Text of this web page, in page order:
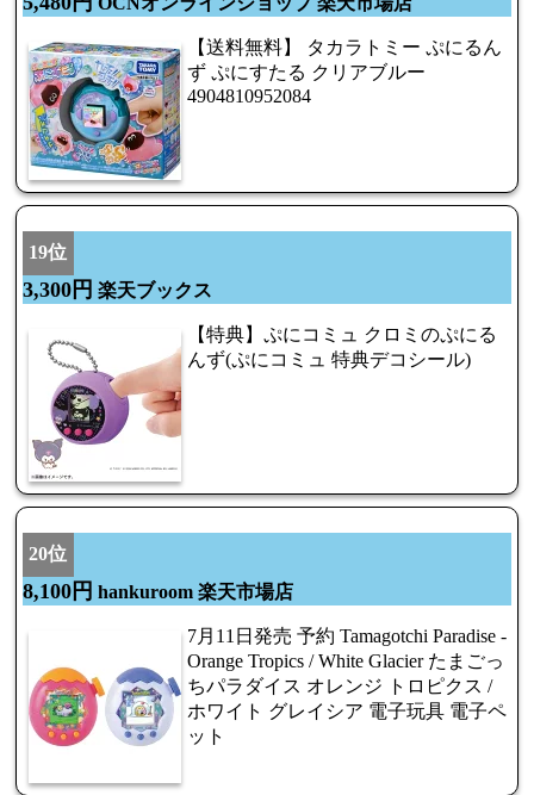
【送料無料】 タカラトミー ぷにるん
ず ぷにすたる クリアブルー
4904810952084
19位
3,300円 楽天ブックス
【特典】ぷにコミュ クロミのぷにる
んず(ぷにコミュ 特典デコシール)
20位
8,100円 hankuroom 楽天市場店
7月11日発売 予約 Tamagotchi Paradise -
Orange Tropics / White Glacier たまごっ
ちパラダイス オレンジ トロピクス /
ホワイト グレイシア 電子玩具 電子ペ
ット